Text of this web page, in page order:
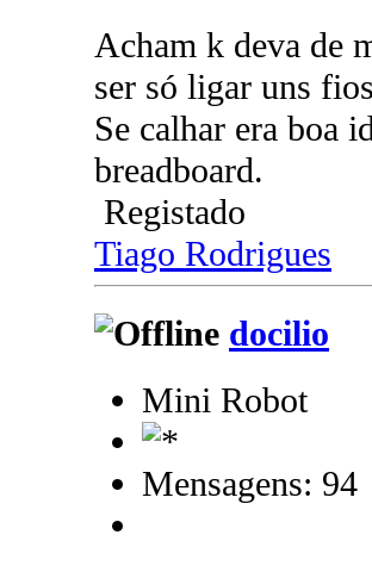
Acham k deva de
ser só ligar uns
Se calhar era boa
breadboard.
Registado
Tiago Rodrigues
docilio
Mini Robot
Mensagens: 94